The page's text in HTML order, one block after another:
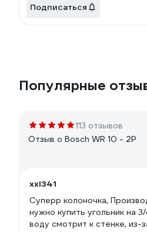
Подписаться
Популярные
113 отзывов
Отзыв о Bosch WR 10 - 2P
xxl341
Суперр колоночка,
нужно купить угольник на
воду смотрит к стенке, из-